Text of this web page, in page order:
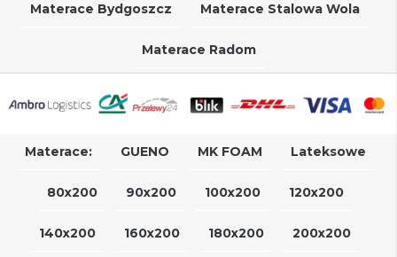
Materace Bydgoszcz Materace Stalowa Wola
Materace Radom
Materace: GUENO MK FOAM Lateksowe
80x200 90x200 100x200 120x200
140x200 160x200 180x200 200x200